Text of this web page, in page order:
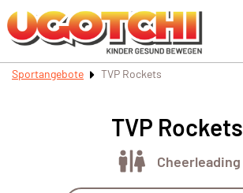
Sportangebote TVP Rockets
TVP Rockets
Cheerleading